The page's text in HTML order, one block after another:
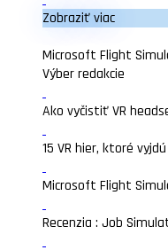
Zobraziť viac
Microsoft Flight
Výber redakcie
Ako vyčistiť VR
15 VR hier, ktoré
Microsoft Flight
Recenzia : Job